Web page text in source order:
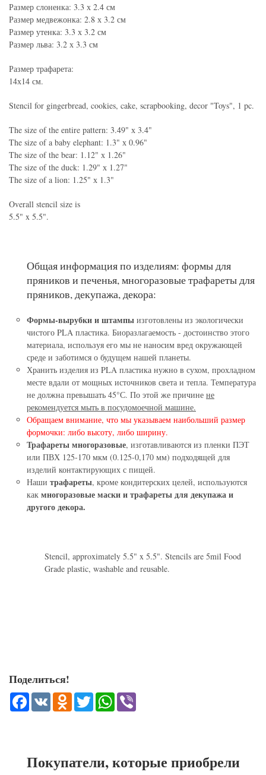
Размер слоненка: 3.3 х 2.4 см
Размер медвежонка: 2.8 х 3.2 см
Размер утенка: 3.3 х 3.2 см
Размер льва: 3.2 х 3.3 см
Размер трафарета:
14х14 см.
Stencil for gingerbread, cookies, cake, scrapbooking, decor "Toys", 1 pc.
The size of the entire pattern: 3.49" х 3.4"
The size of a baby elephant: 1.3" х 0.96"
The size of the bear: 1.12" х 1.26"
The size of the duck: 1.29" х 1.27"
The size of a lion: 1.25" х 1.3"
Overall stencil size is
5.5" x 5.5".
Общая информация по изделиям: формы для
пряников и печенья, многоразовые трафареты для
пряников, декупажа, декора:
Формы-вырубки и штампы изготовлены из экологически
чистого PLA пластика. Биоразлагаемость - достоинство этого
материала, используя его мы не наносим вред окружающей
среде и заботимся о будущем нашей планеты.
Хранить изделия из PLA пластика нужно в сухом, прохладном
месте вдали от мощных источников света и тепла. Температура
не должна превышать 45°С. По этой же причине не
рекомендуется мыть в посудомоечной машине.
Обращаем внимание, что мы указываем наибольший размер
формочки: либо высоту, либо ширину.
Трафареты многоразовые, изготавливаются из пленки ПЭТ
или ПВХ 125-170 мкм (0.125-0,170 мм) подходящей для
изделий контактирующих с пищей.
Наши трафареты, кроме кондитерских целей, используются
как многоразовые маски и трафареты для декупажа и
другого декора.
Stencil, approximately 5.5" x 5.5". Stencils are 5mil Food
Grade plastic, washable and reusable.
Поделиться!
Facebook
VK Odnoklassniki
TwitterWhatsApp
Покупатели, которые приобрели